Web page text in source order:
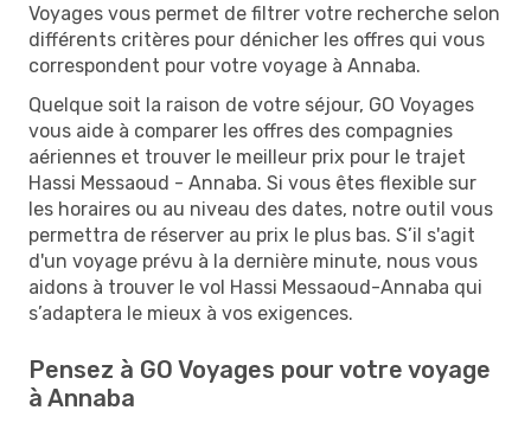
Voyages vous permet de filtrer votre recherche selon
différents critères pour dénicher les offres qui vous
correspondent pour votre voyage à Annaba.
Quelque soit la raison de votre séjour, GO Voyages
vous aide à comparer les offres des compagnies
aériennes et trouver le meilleur prix pour le trajet
Hassi Messaoud - Annaba. Si vous êtes flexible sur
les horaires ou au niveau des dates, notre outil vous
permettra de réserver au prix le plus bas. S’il s'agit
d'un voyage prévu à la dernière minute, nous vous
aidons à trouver le vol Hassi Messaoud-Annaba qui
s’adaptera le mieux à vos exigences.
Pensez à GO Voyages pour votre voyage
à Annaba